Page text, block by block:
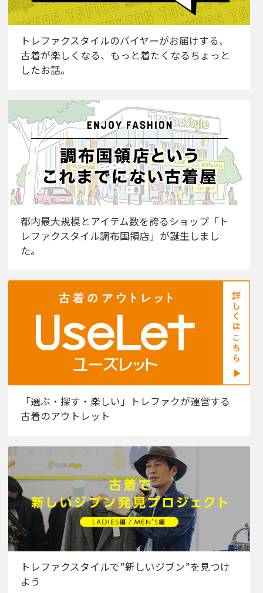
トレファクスタイルのバイヤーがお届けする、
古着が楽しくなる、もっと着たくなるちょっと
したお話。
都内最大規模とアイテム数を誇るショップ「ト
レファクスタイル調布国領店」が誕生しまし
た。
「選ぶ・探す・楽しい」トレファクが運営する
古着のアウトレット
トレファクスタイルで”新しいジブン”を見つけ
よう